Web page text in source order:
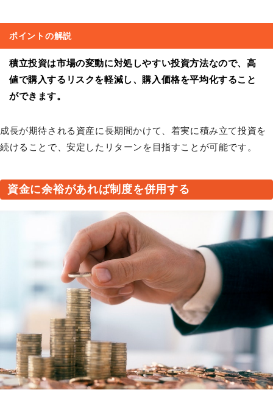
ポイントの解説
積立投資は市場の変動に対処しやすい投資方法なので、高
値で購入するリスクを軽減し、購入価格を平均化すること
ができます。
成長が期待される資産に長期間かけて、着実に積み立て投資を
続けることで、安定したリターンを目指すことが可能です。
資金に余裕があれば制度を併用する